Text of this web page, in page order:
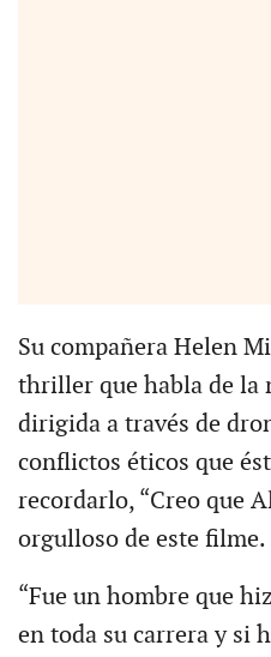
Su compañera Helen
thriller que habla de la
dirigida a través de
conflictos éticos que
recordarlo, “Creo que
orgulloso de este filme.
“Fue un hombre que
en toda su carrera y si